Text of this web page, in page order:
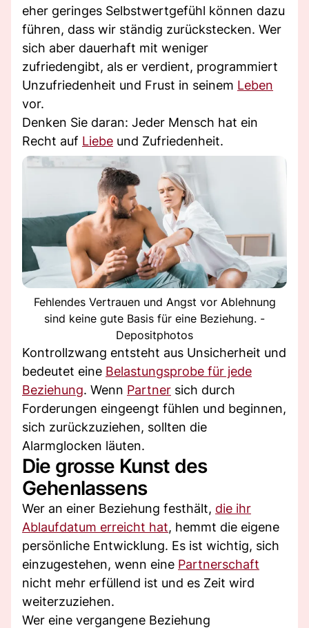
eher geringes Selbstwertgefühl können dazu
führen, dass wir ständig zurückstecken. Wer
sich aber dauerhaft mit weniger
zufriedengibt, als er verdient, programmiert
Unzufriedenheit und Frust in seinem Leben
vor.
Denken Sie daran: Jeder Mensch hat ein
Recht auf Liebe und Zufriedenheit.
Fehlendes Vertrauen und Angst vor Ablehnung
sind keine gute Basis für eine Beziehung. -
Depositphotos
Kontrollzwang entsteht aus Unsicherheit und
bedeutet eine Belastungsprobe für jede
Beziehung. Wenn Partner sich durch
Forderungen eingeengt fühlen und beginnen,
sich zurückzuziehen, sollten die
Alarmglocken läuten.
Die grosse Kunst des
Gehenlassens
Wer an einer Beziehung festhält, die ihr
Ablaufdatum erreicht hat, hemmt die eigene
persönliche Entwicklung. Es ist wichtig, sich
einzugestehen, wenn eine Partnerschaft
nicht mehr erfüllend ist und es Zeit wird
weiterzuziehen.
Wer eine vergangene Beziehung